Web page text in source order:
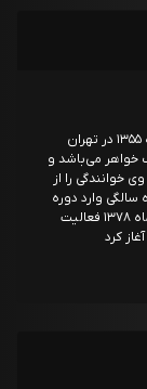
حمید طالب زاده در فروردین ماه ۱۳۵۵ در تهران
خواهر می‌باشد و
خوانندگی را از
وارد دوره
جدید از خواندن شد و از بهمن ماه ۱۳۷۸ فعالیت
کرد